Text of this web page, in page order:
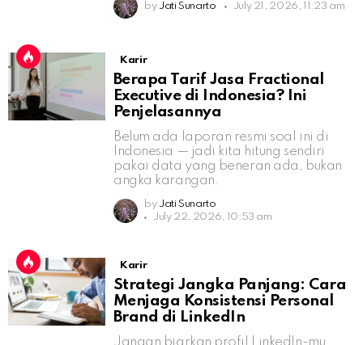
by Jati Sunarto July 21, 2026, 11:23 am
Karir
Berapa Tarif Jasa Fractional
Executive di Indonesia? Ini
Penjelasannya
Belum ada laporan resmi soal ini di
Indonesia — jadi kita hitung sendiri
pakai data yang beneran ada, bukan
angka karangan.
by Jati Sunarto
July 22, 2026, 10:53 am
Karir
Strategi Jangka Panjang: Cara
Menjaga Konsistensi Personal
Brand di LinkedIn